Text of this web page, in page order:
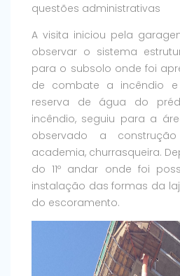
questões administrativas
A visita iniciou pela
observar o sistema
para o subsolo onde foi
de combate a incêndio
reserva de água do
incêndio, seguiu para a
observado a
academia, churrasqueira.
do 11º andar onde foi
instalação das formas da
do escoramento.